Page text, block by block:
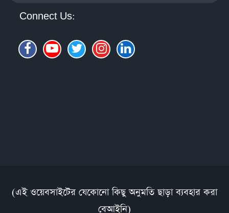
Connect Us:
(এই ওয়েবসাইটের যেকোনো কিছু অনুমতি ছাড়া ব্যবহার করা
বেআইনি)